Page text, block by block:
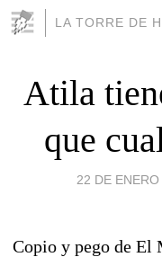
LA TORRE DE
Atila
que
22 DE
Copio y pego de El